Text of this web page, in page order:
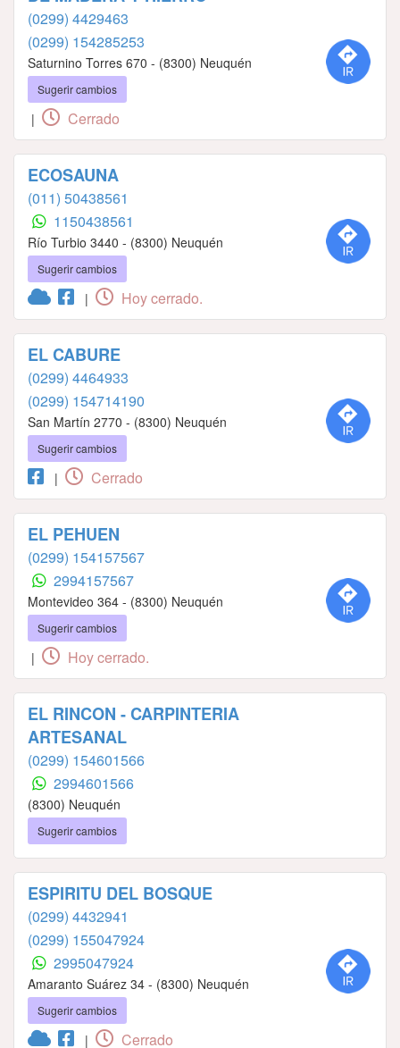
(0299) 4429463
(0299) 154285253
Saturnino Torres 670 - (8300) Neuquén
Sugerir cambios
| Cerrado
ECOSAUNA
(011) 50438561
1150438561
Río Turbio 3440 - (8300) Neuquén
Sugerir cambios
| Hoy cerrado.
EL CABURE
(0299) 4464933
(0299) 154714190
San Martín 2770 - (8300) Neuquén
Sugerir cambios
| Cerrado
EL PEHUEN
(0299) 154157567
2994157567
Montevideo 364 - (8300) Neuquén
Sugerir cambios
| Hoy cerrado.
EL RINCON - CARPINTERIA
ARTESANAL
(0299) 154601566
2994601566
(8300) Neuquén
Sugerir cambios
ESPIRITU DEL BOSQUE
(0299) 4432941
(0299) 155047924
2995047924
Amaranto Suárez 34 - (8300) Neuquén
Sugerir cambios
| Cerrado